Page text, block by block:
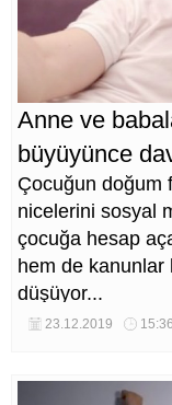
Anne ve
büyüyünce
Çocuğun doğum
nicelerini sosyal
çocuğa hesap
hem de kanunlar
düşüyor...
23.12.2019 15:36